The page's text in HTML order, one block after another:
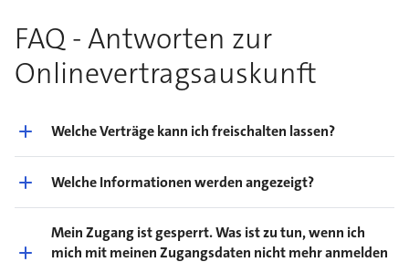
FAQ - Antworten zur
Onlinevertragsauskunft
Welche Verträge kann ich freischalten lassen?
Welche Informationen werden angezeigt?
Mein Zugang ist gesperrt. Was ist zu tun, wenn ich
mich mit meinen Zugangsdaten nicht mehr anmelden